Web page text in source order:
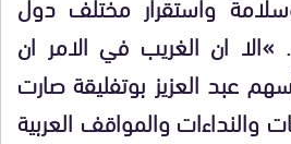
ان الغريب في الامر ان
عبد العزيز بوتفليقة صارت
والنداءات والمواقف العربية